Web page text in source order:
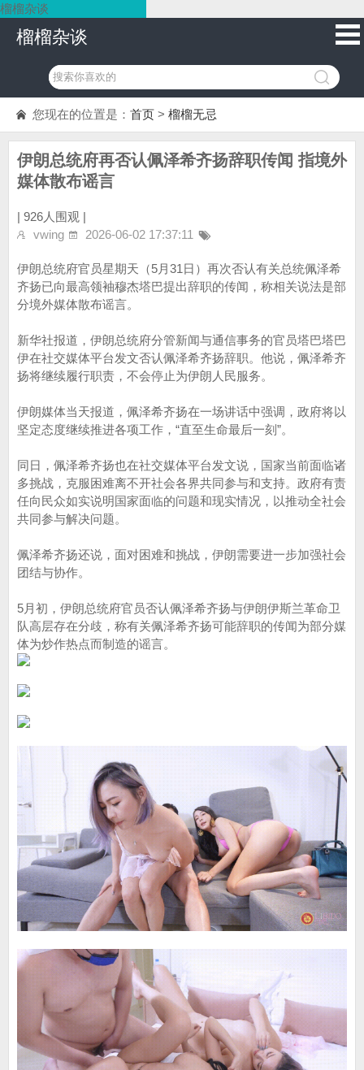
榴榴杂谈
榴榴杂谈
您现在的位置是： 首页 > 榴榴无忌
伊朗总统府再否认佩泽希齐扬辞职传闻 指境外
媒体散布谣言
| 926人围观 |
vwing
2026-06-02 17:37:11
伊朗总统府官员星期天（5月31日）再次否认有关总统佩泽希
齐扬已向最高领袖穆杰塔巴提出辞职的传闻，称相关说法是部
分境外媒体散布谣言。
新华社报道，伊朗总统府分管新闻与通信事务的官员塔巴塔巴
伊在社交媒体平台发文否认佩泽希齐扬辞职。他说，佩泽希齐
扬将继续履行职责，不会停止为伊朗人民服务。
伊朗媒体当天报道，佩泽希齐扬在一场讲话中强调，政府将以
坚定态度继续推进各项工作，“直至生命最后一刻”。
同日，佩泽希齐扬也在社交媒体平台发文说，国家当前面临诸
多挑战，克服困难离不开社会各界共同参与和支持。政府有责
任向民众如实说明国家面临的问题和现实情况，以推动全社会
共同参与解决问题。
佩泽希齐扬还说，面对困难和挑战，伊朗需要进一步加强社会
团结与协作。
5月初，伊朗总统府官员否认佩泽希齐扬与伊朗伊斯兰革命卫
队高层存在分歧，称有关佩泽希齐扬可能辞职的传闻为部分媒
体为炒作热点而制造的谣言。